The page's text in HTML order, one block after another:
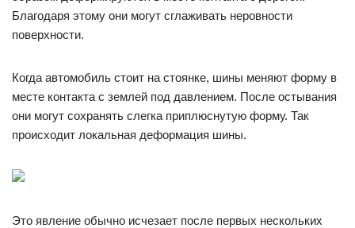
Благодаря этому они могут сглаживать неровности
поверхности.
Когда автомобиль стоит на стоянке, шины меняют форму в
месте контакта с землей под давлением. После остывания
они могут сохранять слегка приплюснутую форму. Так
происходит локальная деформация шины.
Это явление обычно исчезает после первых нескольких